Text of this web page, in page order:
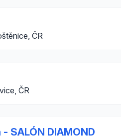
ČR
ČR
SALÓN DIAMOND